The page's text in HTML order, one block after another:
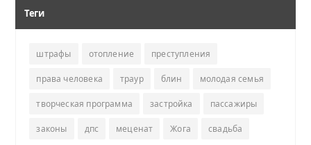
Теги
штрафы отопление преступления
права человека траур блин молодая семья
творческая программа застройка пассажиры
законы дпс меценат Жога свадьба